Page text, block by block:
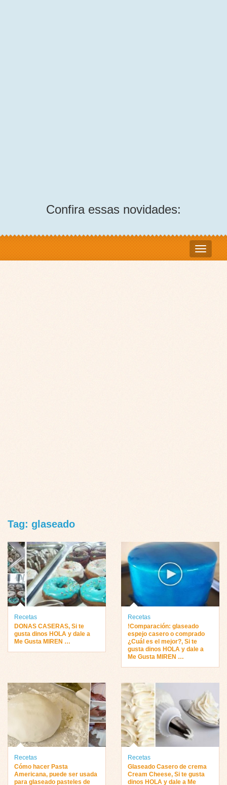
Confira essas novidades:
Tag: glaseado
Recetas
DONAS CASERAS, Si te
gusta dinos HOLA y dale a
Me Gusta MIREN …
Recetas
!Comparación: glaseado
espejo casero o comprado
¿Cuál es el mejor?, Si te
gusta dinos HOLA y dale a
Me Gusta MIREN …
Recetas
Cómo hacer Pasta
Americana, puede ser usada
para glaseado pasteles de
Recetas
Glaseado Casero de crema
Cream Cheese, Si te gusta
dinos HOLA y dale a Me